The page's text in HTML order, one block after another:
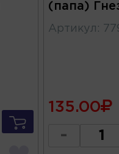
(папа)
Артикул :
135.00
-